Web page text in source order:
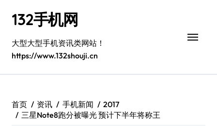
132手机网
大型大型手机资讯类网站！
https://www.132shouji.cn
首页 资讯 手机新闻
2017
三星Note8跑分被曝光 预计下半年将称王